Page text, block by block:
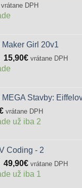
vrátane DPH
Maker Girl 20v1
Pôvodná
cena
15,90€Aktuálna
vrátane DPH
MEGA Stavby:
vrátane DPH
už iba 2
Coding - 2
Pôvodná
cena
49,90€Aktuálna
cena
vrátane DPH
už iba 1